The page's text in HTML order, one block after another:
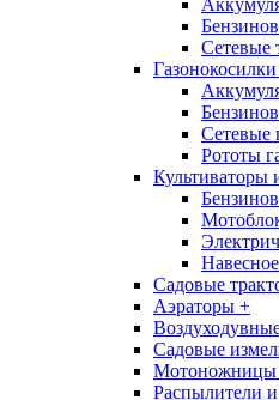
Сетевые
Сетевые
Рототы
Культиваторы
Садовые
Аэраторы +
Садовые
Мотоножницы
Распылители